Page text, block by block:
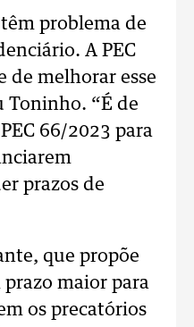
problema de
A PEC
de melhorar esse
Toninho. “É de
66/2023 para
prazos de
que propõe
maior para
os precatórios